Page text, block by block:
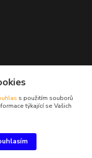
s použitím souborů
týkající se Vašich